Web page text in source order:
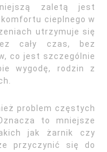
zaletą jest
cieplnego w
utrzymuje się
cały czas, bez
co jest szczególnie
wygodę, rodzin z
problem częstych
to mniejsze
jak żarnik czy
przyczynić się do